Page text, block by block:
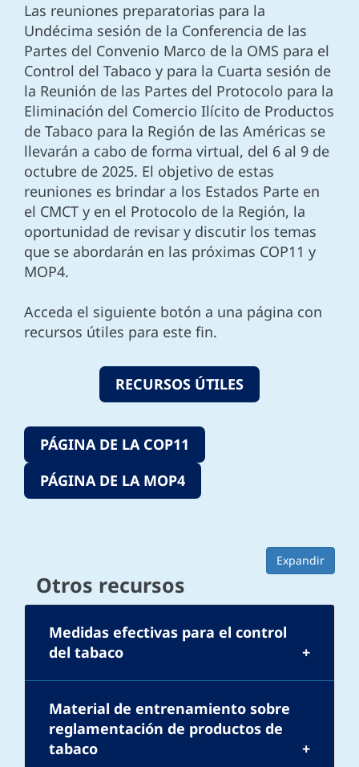
Las reuniones preparatorias para la
Undécima sesión de la Conferencia de las
Partes del Convenio Marco de la OMS para el
Control del Tabaco y para la Cuarta sesión de
la Reunión de las Partes del Protocolo para la
Eliminación del Comercio Ilícito de Productos
de Tabaco para la Región de las Américas se
llevarán a cabo de forma virtual, del 6 al 9 de
octubre de 2025. El objetivo de estas
reuniones es brindar a los Estados Parte en
el CMCT y en el Protocolo de la Región, la
oportunidad de revisar y discutir los temas
que se abordarán en las próximas COP11 y
MOP4.
Acceda el siguiente botón a una página con
recursos útiles para este fin.
RECURSOS ÚTILES
PÁGINA DE LA COP11
PÁGINA DE LA MOP4
Expandir
Otros recursos
Medidas efectivas para el control
del tabaco
Material de entrenamiento sobre
reglamentación de productos de
tabaco